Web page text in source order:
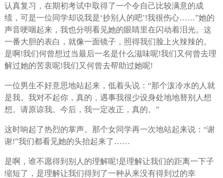
认真复习，在期初考试中取得了一个令自己比较满意的成
绩，可是一位同学却说我是‘抄别人的吧’!我很伤心……”她的
声音哽咽起来，我也分明看见她的眼睛里在闪动着泪光。这
一番大胆的表白，就像一面镜子，照得我们脸上火辣辣的。
是啊!我们何曾想过当最后一名是什么滋味呢!我们又何曾去理
解过她的苦衷呢!我们又何曾去帮助过她呢!
一位男生不好意思地站起来，低着头说：“那个泼冷水的人就
是我。我对不起你，真的，遇事我很少设身处地地替别人想
想。请原谅我。今后，我一定改正，真的。”
这时响起了热烈的掌声。那个女同学再一次地站起来说：“谢
谢!”我们都看见她的头抬起来了……
是啊，谁不愿得到别人的理解呢!是理解让我们的距离一下子
缩短了，是理解让我们得到了一种从来没有得到过的幸